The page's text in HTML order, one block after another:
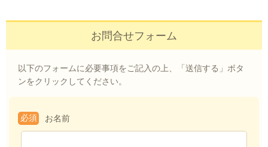
お問合せフォーム
以下のフォームに必要事項をご記入の上、「送信する」ボタ
ンをクリックしてください。
お名前
必須